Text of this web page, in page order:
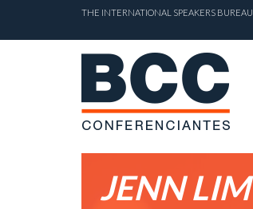
THE INTERNATIONAL SPEAKERS BUREAU
JENN LIM